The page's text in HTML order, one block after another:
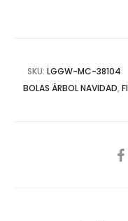
SKU: LGGW-MC-38104
BOLAS ÁRBOL NAVIDAD,